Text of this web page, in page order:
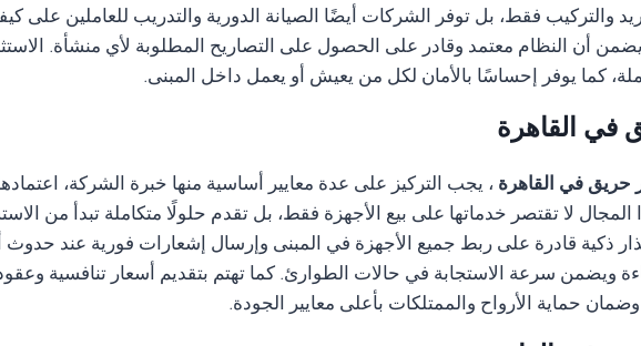
والتركيب فقط، بل توفر الشركات أيضًا الصيانة الدورية والتدريب للعاملين على
يضمن أن النظام معتمد وقادر على الحصول على التصاريح المطلوبة لأي منشأة.
كما يوفر إحساسًا بالأمان لكل من يعيش أو يعمل داخل المبنى.
في القاهرة
حريق في القاهرة ، يجب التركيز على عدة معايير أساسية منها خبرة الشركة،
لا تقتصر خدماتها على بيع الأجهزة فقط، بل تقدم حلولًا متكاملة تبدأ من
ذكية قادرة على ربط جميع الأجهزة في المبنى وإرسال إشعارات فورية عند
ويضمن سرعة الاستجابة في حالات الطوارئ. كما تهتم بتقديم أسعار تنافسية
حماية الأرواح والممتلكات بأعلى معايير الجودة.